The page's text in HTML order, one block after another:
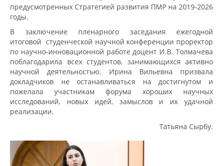
предусмотренных Стратегией развития ПМР на 2019-2026
годы.
В заключение пленарного заседания ежегодной
итоговой студенческой научной конференции проректор
по научно-инновационной работе доцент И.В. Толмачева
поблагодарила всех студентов, занимающихся активно
научной деятельностью. Ирина Вильевна призвала
докладчиков не останавливаться на достигнутом и
пожелала участникам форума хороших научных
исследований, новых идей, замыслов и их удачной
реализации.
Татьяна Сырбу.